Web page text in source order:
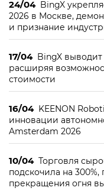
24/04 BingX
2026 в Москве,
и признание
17/04 BingX выводит
расширяя
стоимости
16/04 KEENON
инновации
Amsterdam 2026
10/04 Торговля
подскочила на
прекращения огня